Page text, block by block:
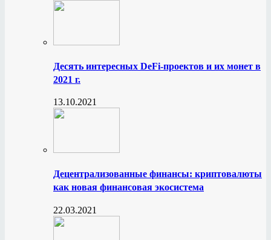
Десять интересных DeFi-проектов и их монет в
2021 г.
13.10.2021
Децентрализованные финансы: криптовалюты
как новая финансовая экосистема
22.03.2021